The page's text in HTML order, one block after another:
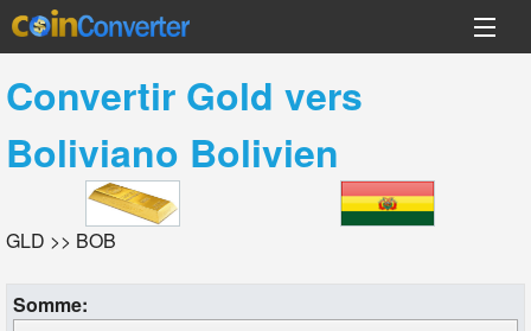
Convertir Gold vers
Boliviano Bolivien
GLD >> BOB
Somme: